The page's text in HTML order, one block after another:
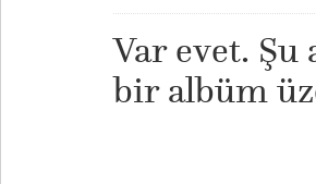
Var evet.
bir albüm